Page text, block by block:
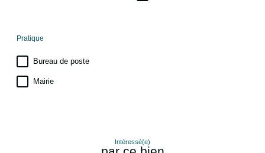
Pratique
Bureau de poste
Mairie
Intéressé(e)